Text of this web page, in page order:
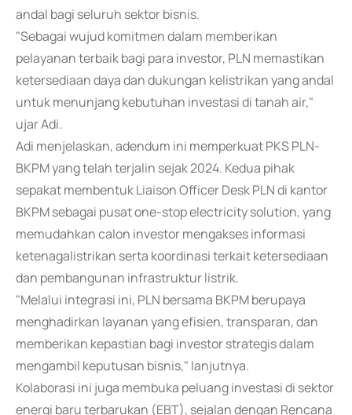
andal bagi seluruh sektor bisnis.
"Sebagai wujud komitmen dalam memberikan
pelayanan terbaik bagi para investor, PLN memastikan
ketersediaan daya dan dukungan kelistrikan yang andal
untuk menunjang kebutuhan investasi di tanah air,"
ujar Adi.
Adi menjelaskan, adendum ini memperkuat PKS PLN-
BKPM yang telah terjalin sejak 2024. Kedua pihak
sepakat membentuk Liaison Officer Desk PLN di kantor
BKPM sebagai pusat one-stop electricity solution, yang
memudahkan calon investor mengakses informasi
ketenagalistrikan serta koordinasi terkait ketersediaan
dan pembangunan infrastruktur listrik.
"Melalui integrasi ini, PLN bersama BKPM berupaya
menghadirkan layanan yang efisien, transparan, dan
memberikan kepastian bagi investor strategis dalam
mengambil keputusan bisnis," lanjutnya.
Kolaborasi ini juga membuka peluang investasi di sektor
energi baru terbarukan (EBT), sejalan dengan Rencana